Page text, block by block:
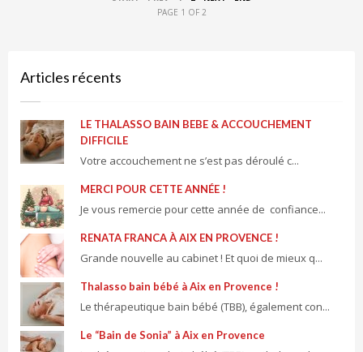
PAGE 1 OF 2
Articles récents
LE THALASSO BAIN BEBE & ACCOUCHEMENT
DIFFICILE
Votre accouchement ne s’est pas déroulé c...
MERCI POUR CETTE ANNÉE !
Je vous remercie pour cette année de confiance...
RENATA FRANCA À AIX EN PROVENCE !
Grande nouvelle au cabinet ! Et quoi de mieux q...
Thalasso bain bébé à Aix en Provence !
Le thérapeutique bain bébé (TBB), également con...
Le “Bain de Sonia” à Aix en Provence